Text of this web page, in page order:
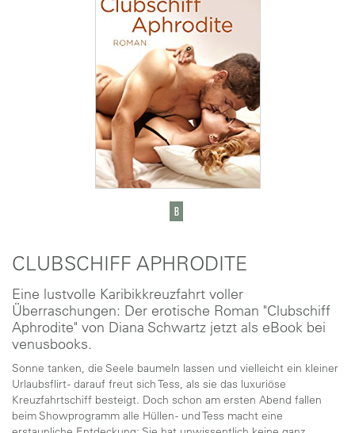
CLUBSCHIFF APHRODITE
Eine lustvolle Karibikkreuzfahrt voller
Überraschungen: Der erotische Roman "Clubschiff
Aphrodite" von Diana Schwartz jetzt als eBook bei
venusbooks.
Sonne tanken, die Seele baumeln lassen und vielleicht ein kleiner
Urlaubsflirt - darauf freut sich Tess, als sie das luxuriöse
Kreuzfahrtschiff besteigt. Doch schon am ersten Abend fallen
beim Showprogramm alle Hüllen - und Tess macht eine